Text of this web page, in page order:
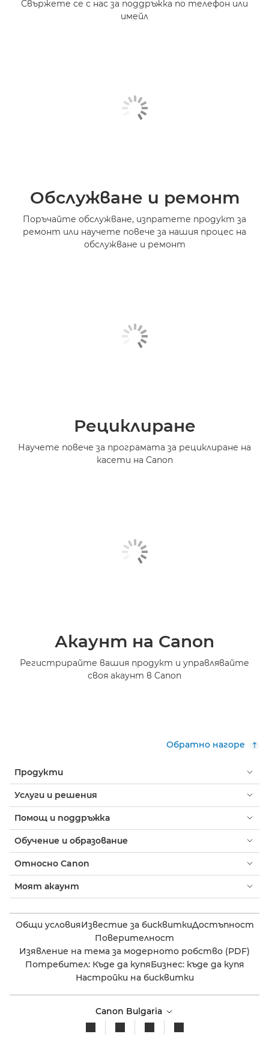
Свържете се с нас за поддръжка по телефон или
имейл
Обслужване и ремонт
Поръчайте обслужване, изпратете продукт за
ремонт или научете повече за нашия процес на
обслужване и ремонт
Рециклиране
Научете повече за програмата за рециклиране на
касети на Canon
Акаунт на Canon
Регистрирайте вашия продукт и управлявайте
своя акаунт в Canon
Обратно нагоре
Продукти
Услуги и решения
Помощ и поддръжка
Обучение и образование
Относно Canon
Моят акаунт
Общи условияИзвестие за бисквиткиДостъпност
Поверителност
Изявление на тема за модерното робство (PDF)
Потребител: Къде да купяБизнес: къде да купя
Настройки на бисквитки
Canon Bulgaria